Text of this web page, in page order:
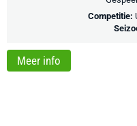
Competitie:
Meer info